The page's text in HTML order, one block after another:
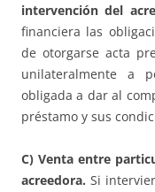
intervención del
financiera las
de otorgarse acta
unilateralmente a
obligada a dar al
préstamo y sus
C) Venta entre
acreedora. Si